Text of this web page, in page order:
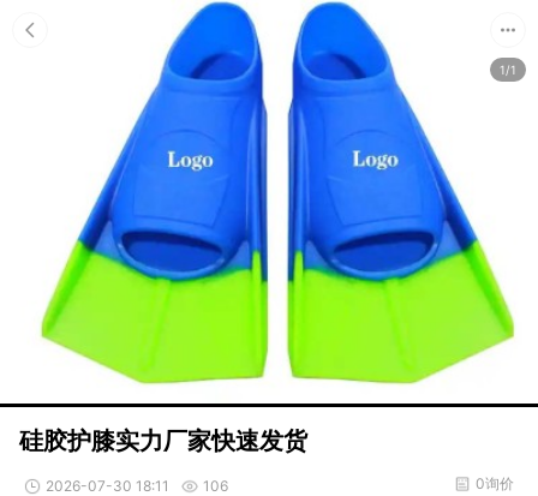
1/1
硅胶护膝实力厂家快速发货
2026-07-30 18:11 106 0询价